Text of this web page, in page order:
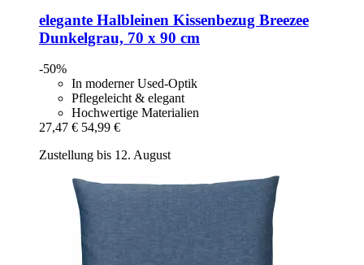
elegante Halbleinen Kissenbezug Breezee
Dunkelgrau, 70 x 90 cm
-50%
In moderner Used-Optik
Pflegeleicht & elegant
Hochwertige Materialien
27,47 € 54,99 €
Zustellung bis 12. August